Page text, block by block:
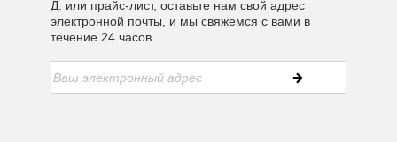
Д. или прайс-лист, оставьте нам свой адрес
электронной почты, и мы свяжемся с вами в
течение 24 часов.